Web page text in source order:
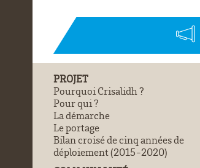
PROJET
Pourquoi Crisalidh ?
Pour qui ?
La démarche
Le portage
Bilan croisé de cinq années de
déploiement (2015-2020)